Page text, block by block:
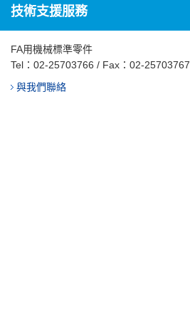
技術支援服務
FA用機械標準零件
Tel： 02-25703766 / Fax：02-25703767
與我們聯絡